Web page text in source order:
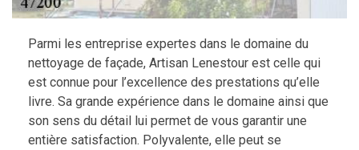
Parmi les entreprise expertes dans le domaine du
nettoyage de façade, Artisan Lenestour est celle qui
est connue pour l’excellence des prestations qu’elle
livre. Sa grande expérience dans le domaine ainsi que
son sens du détail lui permet de vous garantir une
entière satisfaction. Polyvalente, elle peut se